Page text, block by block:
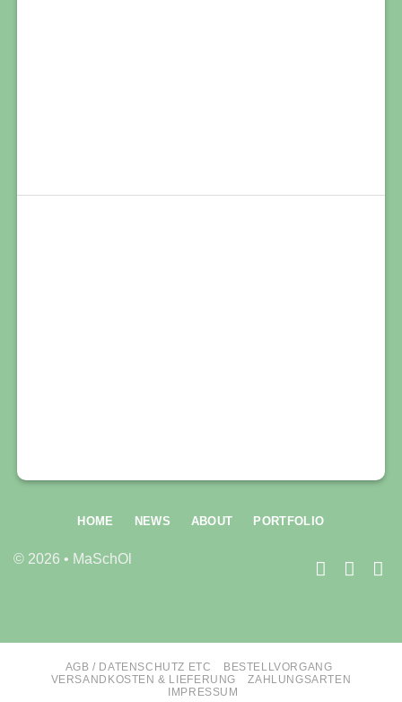
© 2026 • MaSchOl
HOME NEWS ABOUT PORTFOLIO
AGB / DATENSCHUTZ ETC
BESTELLVORGANG
VERSANDKOSTEN & LIEFERUNG
ZAHLUNGSARTEN
IMPRESSUM